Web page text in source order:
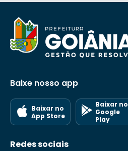
Baixe nosso app
Baixar no
App Store
Baixar no
Google
Play
Redes sociais